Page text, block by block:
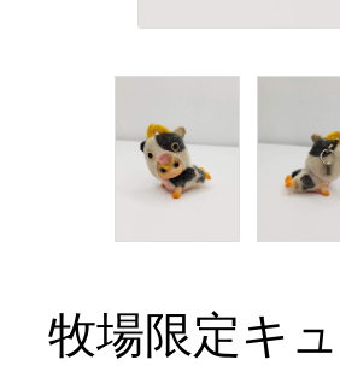
牧場限定キ